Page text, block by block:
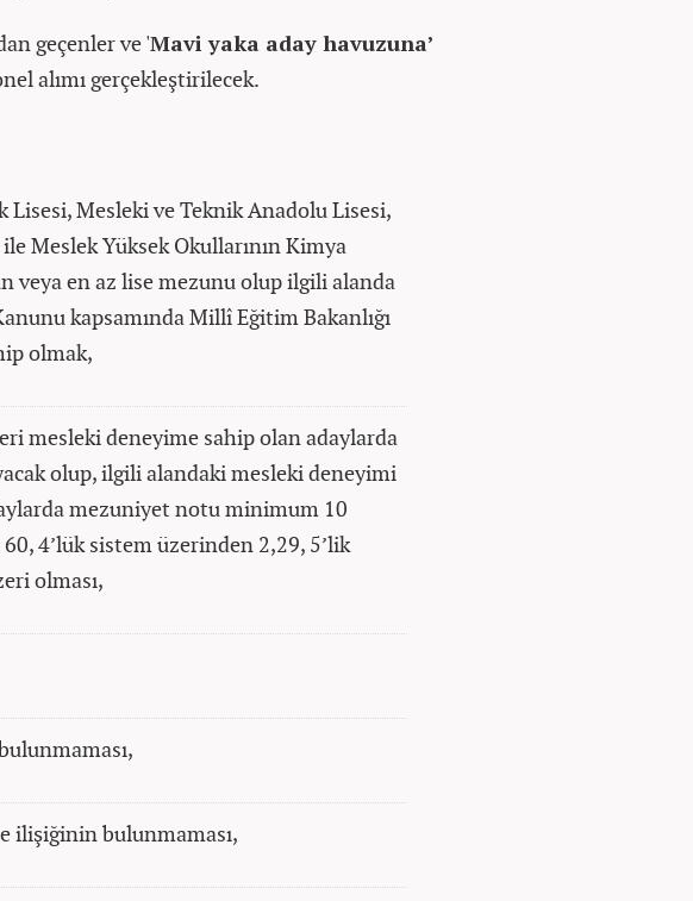
geçenler ve 'Mavi yaka aday havuzuna’
alımı gerçekleştirilecek.
Lisesi, Mesleki ve Teknik Anadolu Lisesi,
Meslek Yüksek Okullarının Kimya
veya en az lise mezunu olup ilgili alanda
kapsamında Millî Eğitim Bakanlığı
olmak,
mesleki deneyime sahip olan adaylarda
olup, ilgili alandaki mesleki deneyimi
mezuniyet notu minimum 10
4’lük sistem üzerinden 2,29, 5’lik
olması,
ilişiğinin bulunmaması,